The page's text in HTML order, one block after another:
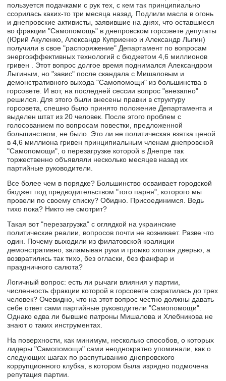
пользуется подачками с рук тех, с кем так принципиально
ссорилась каких-то три месяца назад. Подлили масла в огонь
и днепровские активисты, заявившие на днях, что оставшиеся
во фракции "Самопомощь" в днепровском горсовете депутаты
(Юрий Акуленко, Александр Куприенко и Александр Лыгин)
получили в свое "распоряжение" Департамент по вопросам
энергоэффективных технологий с бюджетом 4,6 миллионов
гривен . Этот вопрос долгое время поднимался Александром
Лыгиным, но "завис" после скандала с Мишаловым и
демонстративного выхода "Самопомощи" из большинства в
горсовете. И вот, на последней сессии вопрос "внезапно"
решился. Для этого были внесены правки в структуру
горсовета, спешно было принято положение Департамента и
выделен штат из 20 человек. После этого проблем с
голосованием по вопросам повестки, предложенной
большинством, не было. Это ли не политическая взятка ценой
в 4,6 миллиона гривен принципиальным членам днепровской
"Самопомощи", о перезагрузке которой в Днепре так
торжественно объявляли несколько месяцев назад их
партийные руководители.
Все более чем в порядке? Большинство осваивает городской
бюджет под предводительством "того парня", которого мы
провели по своему списку? Обидно. Присоединимся. Ведь
тихо пока? Никто не смотрит?
Такая вот "перезагрузка" с оглядкой на украинские
политические реалии, вопросов почти не возникает. Разве что
один. Почему выходили из филатовской коалиции
демонстративно, заламывая руки и громко хлопая дверью, а
возвратились так тихо, без огласки, без фанфар и
праздничного салюта?
Логичный вопрос: есть ли рычаги влияния у партии,
численность фракции которой в горсовете сократилась до трех
человек? Очевидно, что на этот вопрос честно должны давать
себе ответ сами партийные руководители "Самопомощи".
Однако едва ли бывшие патроны Мишалова и Хлебникова не
знают о таких инструментах.
На поверхности, как минимум, несколько способов, о которых
лидеры "Самопомощи" сами неоднократно упоминали, как о
следующих шагах по распутыванию днепровского
коррупционного клубка, в котором была изрядно подмочена
репутация партии.